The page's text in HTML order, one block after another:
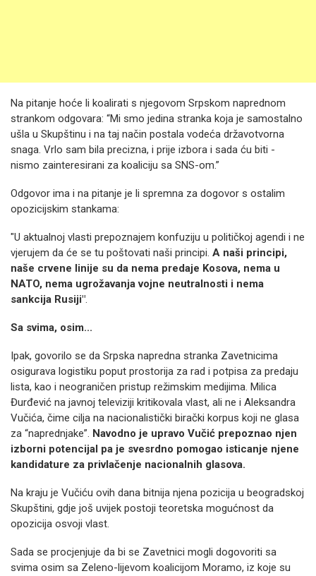
Na pitanje hoće li koalirati s njegovom Srpskom naprednom
strankom odgovara: “Mi smo jedina stranka koja je samostalno
ušla u Skupštinu i na taj način postala vodeća državotvorna
snaga. Vrlo sam bila precizna, i prije izbora i sada ću biti -
nismo zainteresirani za koaliciju sa SNS-om.”
Odgovor ima i na pitanje je li spremna za dogovor s ostalim
opozicijskim stankama:
"U aktualnoj vlasti prepoznajem konfuziju u političkoj agendi i ne
vjerujem da će se tu poštovati naši principi. A naši principi,
naše crvene linije su da nema predaje Kosova, nema u
NATO, nema ugrožavanja vojne neutralnosti i nema
sankcija Rusiji".
Sa svima, osim...
Ipak, govorilo se da Srpska napredna stranka Zavetnicima
osigurava logistiku poput prostorija za rad i potpisa za predaju
lista, kao i neograničen pristup režimskim medijima. Milica
Đurđević na javnoj televiziji kritikovala vlast, ali ne i Aleksandra
Vučića, čime cilja na nacionalistički birački korpus koji ne glasa
za “naprednjake”. Navodno je upravo Vučić prepoznao njen
izborni potencijal pa je svesrdno pomogao isticanje njene
kandidature za privlačenje nacionalnih glasova.
Na kraju je Vučiću ovih dana bitnija njena pozicija u beogradskoj
Skupštini, gdje još uvijek postoji teoretska mogućnost da
opozicija osvoji vlast.
Sada se procjenjuje da bi se Zavetnici mogli dogovoriti sa
svima osim sa Zeleno-lijevom koalicijom Moramo, iz koje su